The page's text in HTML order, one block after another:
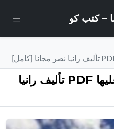
تحميل كتاب سيد الا عليها PDF تأليف رانيا